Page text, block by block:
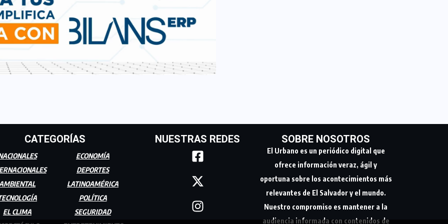
CATEGORÍAS
EL CLIMA
ECONOMÍA
DEPORTES
LATINOAMÉRICA
POLÍTICA
SEGURIDAD
NUESTRAS REDES SOBRE NOSOTROS
El Urbano es un periódico digital que
ofrece información veraz, ágil y
oportuna sobre los acontecimientos más
relevantes de El Salvador y el mundo.
Nuestro compromiso es mantener a la
audiencia informada con contenidos de